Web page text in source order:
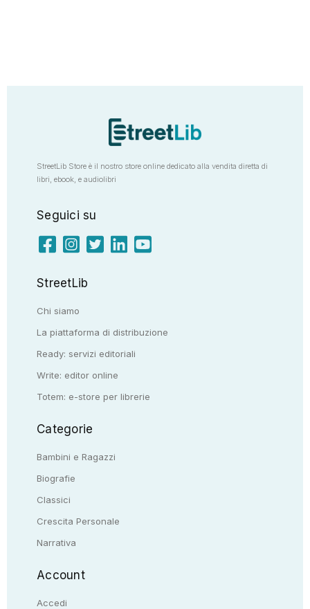
StreetLib Store è il nostro store online dedicato alla vendita diretta di
libri, ebook, e audiolibri
Seguici su
StreetLib
Chi siamo
La piattaforma di distribuzione
Ready: servizi editoriali
Write: editor online
Totem: e-store per librerie
Categorie
Bambini e Ragazzi
Biografie
Classici
Crescita Personale
Narrativa
Account
Accedi